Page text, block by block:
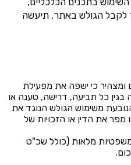
לקבל הגולש באתר, תיעשה
ומצהיר כי ישפה את מפעילת
בגין כל תביעה, דרישה, טענה או
משימוש הגולש הנוגד את
מפר את הדין או הזכויות של
משפטיות מלאות (כולל שכ"ט